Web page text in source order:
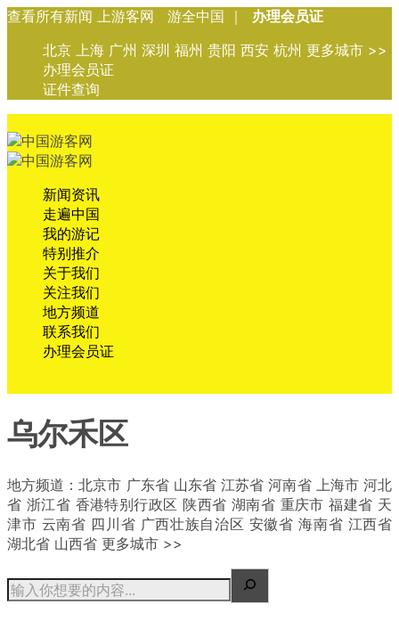
查看所有新闻 上游客网 游全中国 ｜
办理会员证
北京 上海 广州 深圳 福州 贵阳 西安 杭州 更多城市 >>
办理会员证
证件查询
新闻资讯
走遍中国
我的游记
特别推介
关于我们
关注我们
地方频道
联系我们
办理会员证
乌尔禾区
地方频道：北京市 广东省 山东省 江苏省 河南省 上海市 河北
省 浙江省 香港特别行政区 陕西省 湖南省 重庆市 福建省 天
津市 云南省 四川省 广西壮族自治区 安徽省 海南省 江西省
湖北省 山西省 更多城市 >>